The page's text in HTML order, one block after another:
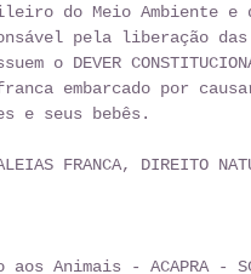
do Meio Ambiente e
pela liberação
DEVER
embarcado por
e seus bebês.
FRANCA, DIREITO
Animais - ACAPRA -